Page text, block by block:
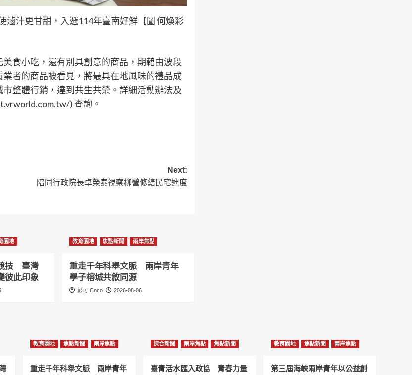
滷汁更甘甜，入選114年臺南好鮮【圖 何煥彩
食小吃，還有別具創意的商品，期藉由波段
者的商品被看見，將最具在地風味的禮品成
整體行銷，達到共生共榮。詳細活動辦法及
) 查詢。
Next:
陪同行政院長卓榮泰視察柳營修繕民宅進度
園地
技 臺灣
彼此印象
教育園地 焦點新聞 兩岸焦點
重走千年科舉文脈 兩岸青年
學子榕城共敘同源
彭可 Coco 2026-08-06
教育園地 焦點新聞 兩岸焦點
重走千年科舉文脈 兩岸青年
綜合新聞 兩岸焦點 焦點新聞
臺青活水匯入政協 青春力量
教育園地 焦點新聞 兩岸焦點
第三屆海峽兩岸青年以公益創